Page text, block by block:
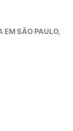
EM SÃO PAULO,